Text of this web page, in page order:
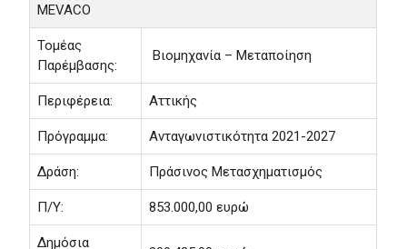
MEVACO
Τομέας
Παρέμβασης:
Βιομηχανία – Μεταποίηση
Περιφέρεια: Αττικής
Πρόγραμμα: Ανταγωνιστικότητα 2021-2027
Δράση: Πράσινος Μετασχηματισμός
Π/Υ: 853.000,00 ευρώ
Δημόσια